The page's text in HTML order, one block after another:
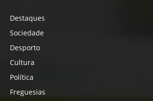
Destaques
Sociedade
Desporto
Cultura
Política
Freguesias